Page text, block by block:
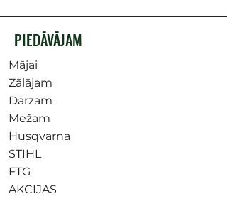
PIEDĀVĀJAM
Mājai
Zālājam
Dārzam
Mežam
Husqvarna
STIHL
FTG
AKCIJAS